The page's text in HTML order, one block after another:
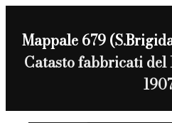
Mappale 679
Catasto fabbricati del